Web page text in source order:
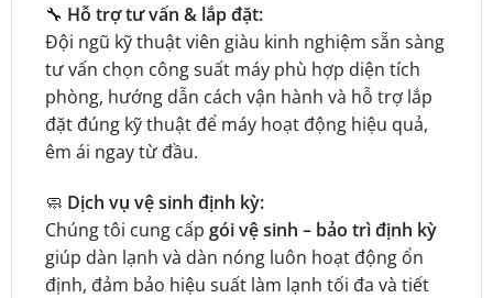
🔧 Hỗ trợ tư vấn & lắp đặt:
Đội ngũ kỹ thuật viên giàu kinh nghiệm sẵn sàng
tư vấn chọn công suất máy phù hợp diện tích
phòng, hướng dẫn cách vận hành và hỗ trợ lắp
đặt đúng kỹ thuật để máy hoạt động hiệu quả,
êm ái ngay từ đầu.
🧼 Dịch vụ vệ sinh định kỳ:
Chúng tôi cung cấp gói vệ sinh – bảo trì định kỳ
giúp dàn lạnh và dàn nóng luôn hoạt động ổn
định, đảm bảo hiệu suất làm lạnh tối đa và tiết